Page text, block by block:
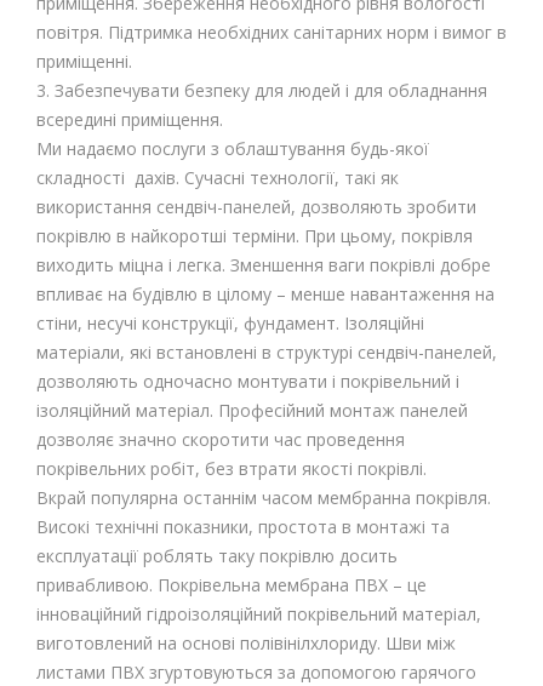
повітря. Підтримка необхідних санітарних норм і вимог в
приміщенні.
3. Забезпечувати безпеку для людей і для обладнання
всередині приміщення.
Ми надаємо послуги з облаштування будь-якої
складності дахів. Сучасні технології, такі як
використання сендвіч-панелей, дозволяють зробити
покрівлю в найкоротші терміни. При цьому, покрівля
виходить міцна і легка. Зменшення ваги покрівлі добре
впливає на будівлю в цілому – менше навантаження на
стіни, несучі конструкції, фундамент. Ізоляційні
матеріали, які встановлені в структурі сендвіч-панелей,
дозволяють одночасно монтувати і покрівельний і
ізоляційний матеріал. Професійний монтаж панелей
дозволяє значно скоротити час проведення
покрівельних робіт, без втрати якості покрівлі.
Вкрай популярна останнім часом мембранна покрівля.
Високі технічні показники, простота в монтажі та
експлуатації роблять таку покрівлю досить
привабливою. Покрівельна мембрана ПВХ – це
інноваційний гідроізоляційний покрівельний матеріал,
виготовлений на основі полівінілхлориду. Шви між
листами ПВХ згуртовуються за допомогою гарячого